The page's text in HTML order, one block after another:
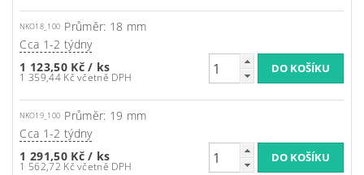
NKO18_100 Průměr: 18 mm
Cca 1-2 týdny
1 123,50 Kč/ ks
1 359,44 Kč včetně DPH
NKO19_100 Průměr: 19 mm
Cca 1-2 týdny
1 291,50 Kč/ ks
1 562,72 Kč včetně DPH